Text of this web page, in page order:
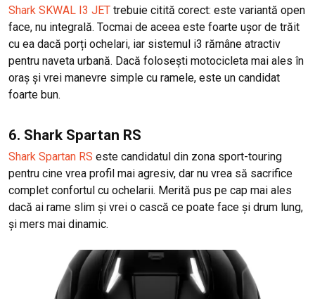
Shark SKWAL I3 JET trebuie citită corect: este variantă open
face, nu integrală. Tocmai de aceea este foarte ușor de trăit
cu ea dacă porți ochelari, iar sistemul i3 rămâne atractiv
pentru naveta urbană. Dacă folosești motocicleta mai ales în
oraș și vrei manevre simple cu ramele, este un candidat
foarte bun.
6. Shark Spartan RS
Shark Spartan RS este candidatul din zona sport-touring
pentru cine vrea profil mai agresiv, dar nu vrea să sacrifice
complet confortul cu ochelarii. Merită pus pe cap mai ales
dacă ai rame slim și vrei o cască ce poate face și drum lung,
și mers mai dinamic.